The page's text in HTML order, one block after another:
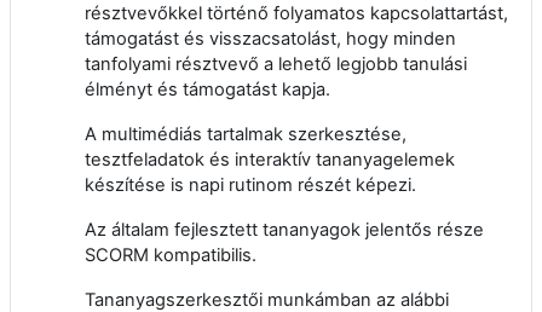
résztvevőkkel történő folyamatos kapcsolattartást,
támogatást és visszacsatolást, hogy minden
tanfolyami résztvevő a lehető legjobb tanulási
élményt és támogatást kapja.
A multimédiás tartalmak szerkesztése,
tesztfeladatok és interaktív tananyagelemek
készítése is napi rutinom részét képezi.
Az általam fejlesztett tananyagok jelentős része
SCORM kompatibilis.
Tananyagszerkesztői munkámban az alábbi